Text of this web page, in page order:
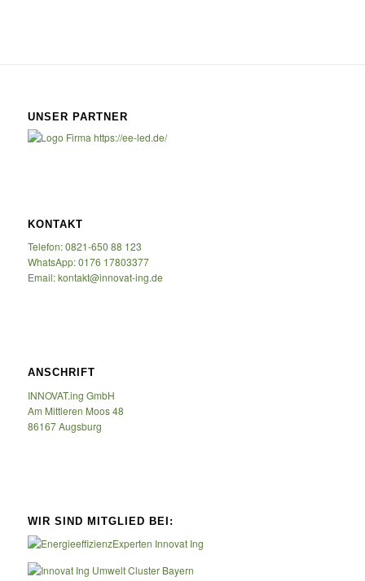
UNSER PARTNER
KONTAKT
Telefon: 0821-650 88 123
WhatsApp: 0176 17803377
Email: kontakt@innovat-ing.de
ANSCHRIFT
INNOVAT.ing GmbH
Am Mittleren Moos 48
86167 Augsburg
WIR SIND MITGLIED BEI: